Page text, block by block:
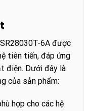
6A được
tiên tiến, đáp ứng
điện. Dưới đây là
của sản phẩm:
hợp cho các hệ